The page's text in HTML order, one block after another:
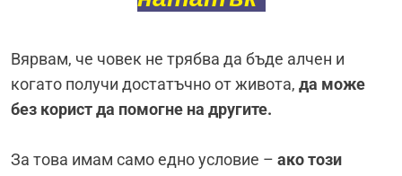
Вярвам, че човек не трябва да бъде алчен и
когато получи достатъчно от живота, да може
без корист да помогне на другите.
За това имам само едно условие – ако този